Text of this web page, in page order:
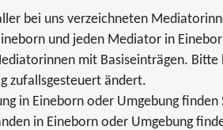
bei uns verzeichneten
und jeden Mediator in
mit Basiseinträgen. Bitte
zufallsgesteuert ändert.
in Eineborn oder Umgebung finden
in Eineborn oder Umgebung